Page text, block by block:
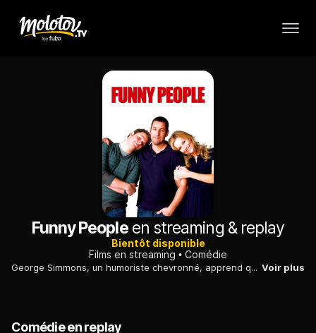
Funny Peopleen streaming & replay
Bientôt disponible
Films en streaming
Comédie
George Simmons, un humoriste chevronné, apprend qu'il a une maladie mortelle et qu'il est en phase terminale. Son désir de découvrir l'amitié l'amènera à prendre un jeune humoriste sous son aile. Voir plus
Comédie en replay